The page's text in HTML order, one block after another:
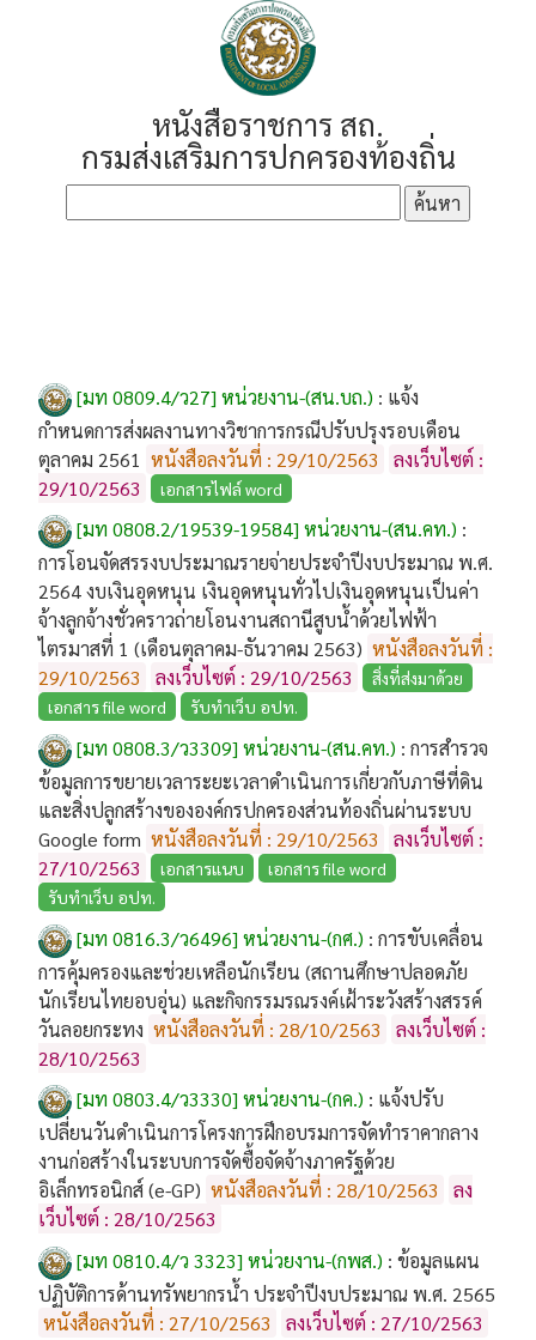
หนังสือราชการ สถ.
กรมส่งเสริมการปกครองท้องถิ่น
[มท 0809.4/ว27] หน่วยงาน-(สน.บถ.) : แจ้ง
กำหนดการส่งผลงานทางวิชาการกรณีปรับปรุงรอบเดือน
ตุลาคม 2561 หนังสือลงวันที่ : 29/10/2563
ลงเว็บไซต์ :
29/10/2563
เอกสารไฟล์ word
[มท 0808.2/19539-19584] หน่วยงาน-(สน.คท.) :
การโอนจัดสรรงบประมาณรายจ่ายประจำปีงบประมาณ พ.ศ.
2564 งบเงินอุดหนุน เงินอุดหนุนทั่วไปเงินอุดหนุนเป็นค่า
จ้างลูกจ้างชั่วคราวถ่ายโอนงานสถานีสูบน้ำด้วยไฟฟ้า
ไตรมาสที่ 1 (เดือนตุลาคม-ธันวาคม 2563) หนังสือลงวันที่ :
29/10/2563
ลงเว็บไซต์ : 29/10/2563
สิ่งที่ส่งมาด้วย
เอกสาร file word
รับทำเว็บ อปท.
[มท 0808.3/ว3309] หน่วยงาน-(สน.คท.) : การสำรวจ
ข้อมูลการขยายเวลาระยะเวลาดำเนินการเกี่ยวกับภาษีที่ดิน
และสิ่งปลูกสร้างขององค์กรปกครองส่วนท้องถิ่นผ่านระบบ
Google form หนังสือลงวันที่ : 29/10/2563
ลงเว็บไซต์ :
27/10/2563
เอกสารแนบ
เอกสาร file word
รับทำเว็บ อปท.
[มท 0816.3/ว6496] หน่วยงาน-(กศ.) : การขับเคลื่อน
การคุ้มครองและช่วยเหลือนักเรียน (สถานศึกษาปลอดภัย
นักเรียนไทยอบอุ่น) และกิจกรรมรณรงค์เฝ้าระวังสร้างสรรค์
วันลอยกระทง หนังสือลงวันที่ : 28/10/2563
ลงเว็บไซต์ :
28/10/2563
[มท 0803.4/ว3330] หน่วยงาน-(กค.) : แจ้งปรับ
เปลี่ยนวันดำเนินการโครงการฝึกอบรมการจัดทำราคากลาง
งานก่อสร้างในระบบการจัดซื้อจัดจ้างภาครัฐด้วย
อิเล็กทรอนิกส์ (e-GP) หนังสือลงวันที่ : 28/10/2563
ลง
เว็บไซต์ : 28/10/2563
[มท 0810.4/ว 3323] หน่วยงาน-(กพส.) : ข้อมูลแผน
ปฏิบัติการด้านทรัพยากรน้ำ ประจำปีงบประมาณ พ.ศ. 2565
หนังสือลงวันที่ : 27/10/2563
ลงเว็บไซต์ : 27/10/2563